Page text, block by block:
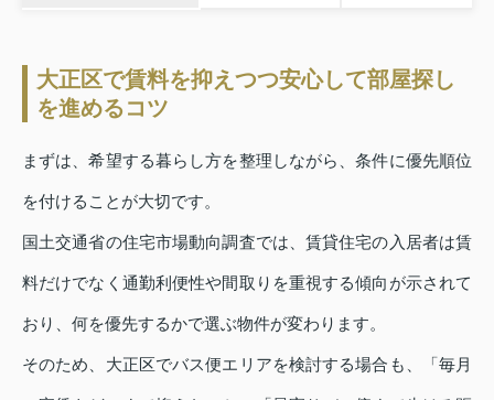
大正区で賃料を抑えつつ安心して部屋探し
を進めるコツ
まずは、希望する暮らし方を整理しながら、条件に優先順位
を付けることが大切です。
国土交通省の住宅市場動向調査では、賃貸住宅の入居者は賃
料だけでなく通勤利便性や間取りを重視する傾向が示されて
おり、何を優先するかで選ぶ物件が変わります。
そのため、大正区でバス便エリアを検討する場合も、「毎月